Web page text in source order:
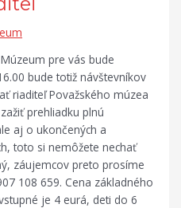
pre vás bude
bude totiž návštevníkov
riaditeľ Považského múzea
prehliadku plnú
aj o ukončených a
toto si nemôžete nechať
záujemcov preto prosíme
108 659. Cena základného
je 4 eurá, deti do 6